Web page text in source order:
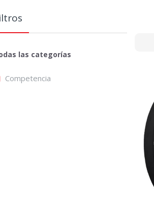
las categorías
Competencia